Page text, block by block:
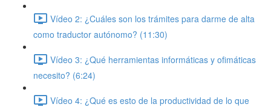
Vídeo 2: ¿Cuáles son los trámites para darme de alta
como traductor autónomo? (11:30)
Vídeo 3: ¿Qué herramientas informáticas y ofimáticas
necesito? (6:24)
Vídeo 4: ¿Qué es esto de la productividad de lo que